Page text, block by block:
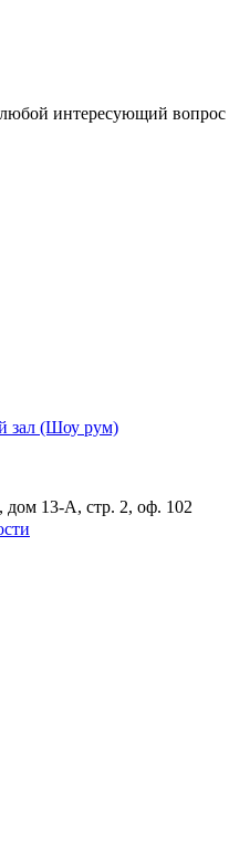
интересующий вопрос
зал (Шоу рум)
дом 13-А, стр. 2, оф. 102